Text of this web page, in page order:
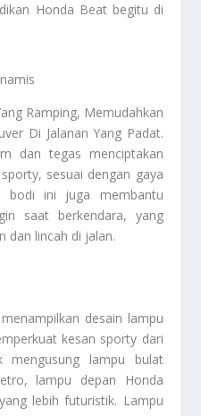
Honda Beat begitu di
Ramping, Memudahkan
Di Jalanan Yang Padat.
dan tegas menciptakan
sesuai dengan gaya
bodi ini juga membantu
saat berkendara, yang
dan lincah di jalan.
desain lampu
kesan sporty dari
lampu bulat
lampu depan Honda
lebih futuristik. Lampu